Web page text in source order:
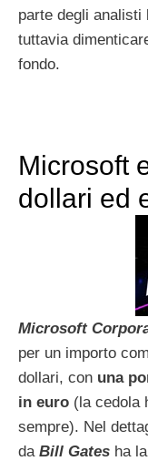
parte degli
tuttavia
fondo.
Microsoft
dollari ed
Microsoft
per un importo
dollari, con una
in euro (la cedola
sempre). Nel
da Bill Gates ha